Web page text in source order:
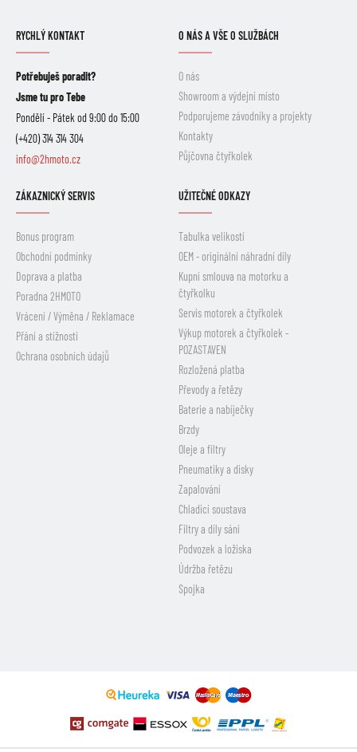
RYCHLÝ KONTAKT
Potřebuješ poradit?
Jsme tu pro Tebe
Pondělí - Pátek od 9:00 do 15:00
(+420) 314 314 304
info@2hmoto.cz
O NÁS A VŠE O SLUŽBÁCH
O nás
Showroom a výdejní místo
Podporujeme závodníky a projekty
Kontakty
Půjčovna čtyřkolek
ZÁKAZNICKÝ SERVIS
Bonus program
Obchodní podmínky
Doprava a platba
Poradna 2HMOTO
Vrácení / Výměna / Reklamace
Přání a stížnosti
Ochrana osobních údajů
UŽITEČNÉ ODKAZY
Tabulka velikostí
OEM - originální náhradní díly
Kupní smlouva na motorku a
čtyřkolku
Servis motorek a čtyřkolek
Výkup motorek a čtyřkolek -
POZASTAVEN
Rozložená platba
Převody a řetězy
Baterie a nabíječky
Brzdy
Oleje a filtry
Pneumatiky a disky
Zapalování
Chladicí soustava
Filtry a díly sání
Podvozek a ložiska
Údržba řetězu
Spojka